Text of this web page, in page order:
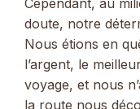
doute, notre
Nous étions en
l’argent, le
voyage, et nous
la route nous